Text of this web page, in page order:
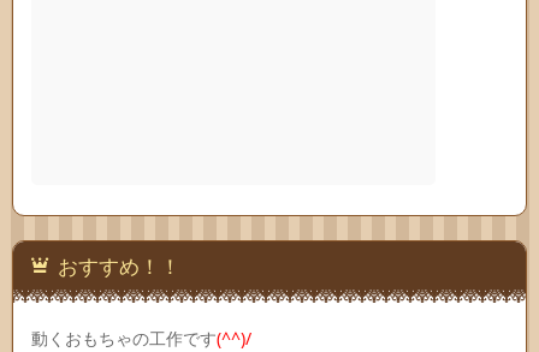
おすすめ！！
動くおもちゃの工作です(^^)/